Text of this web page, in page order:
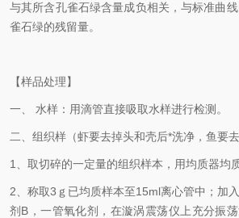
与其所含孔雀石绿含量成负相关，与标准曲
雀石绿的残留量。
【样品处理】
一、 水样：用滴管直接吸取水样进行检测。
二、组织样（虾要去掉头和壳后*洗净，鱼要去
1、取切碎的一定量的组织样本，用均质器均
2、称取3ｇ已均质样本至15ml离心管中；加
剂B，一管氧化剂，在漩涡震荡仪上充分振